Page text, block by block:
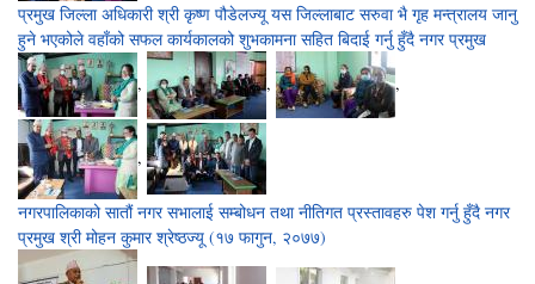
प्रमुख जिल्ला अधिकारी श्री कृष्ण पौडेलज्यू यस जिल्लाबाट सरुवा भै गृह मन्त्रालय जानु
हुने भएकोले वहाँको सफल कार्यकालको शुभकामना सहित बिदाई गर्नु हुँदै नगर प्रमुख
,
, ,
,
नगरपालिकाको सातौं नगर सभालाई सम्बोधन तथा नीतिगत प्रस्तावहरु पेश गर्नु हुँदै नगर
प्रमुख श्री मोहन कुमार श्रेष्ठज्यू (१७ फागुन, २०७७)